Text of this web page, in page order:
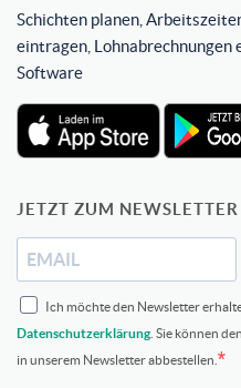
Schichten planen,
eintragen, Lohnabrechnungen
Software
JETZT ZUM
Ich möchte den Newsletter
Datenschutzerklärung . Sie können
in unserem Newsletter abbestellen.